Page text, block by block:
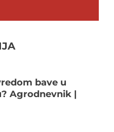
bave u
Agrodnevnik |